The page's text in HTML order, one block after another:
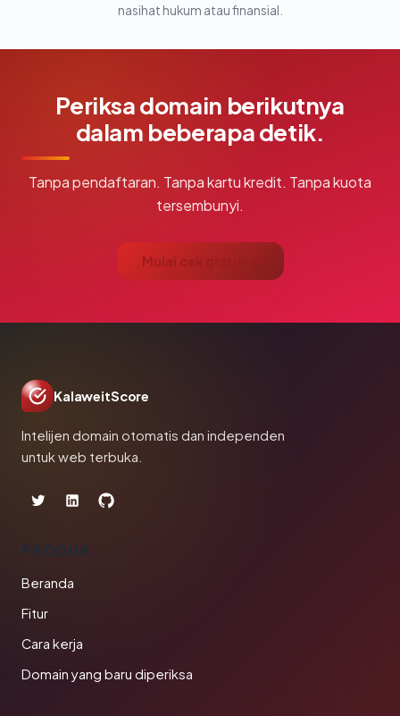
nasihat hukum atau finansial.
Periksa domain berikutnya
dalam beberapa detik.
Tanpa pendaftaran. Tanpa kartu kredit. Tanpa kuota
tersembunyi.
Mulai cek gratis →
KalaweitScore
Intelijen domain otomatis dan independen
untuk web terbuka.
PRODUK
Beranda
Fitur
Cara kerja
Domain yang baru diperiksa